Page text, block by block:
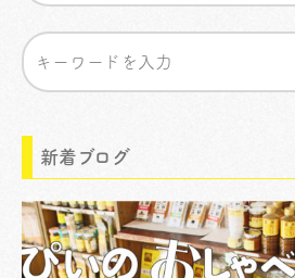
新着ブログ